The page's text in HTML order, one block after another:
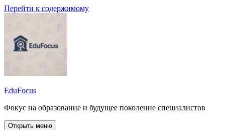
Перейти к содержимому
EduFocus
Фокус на образование и будущее поколение специалистов
Открыть меню